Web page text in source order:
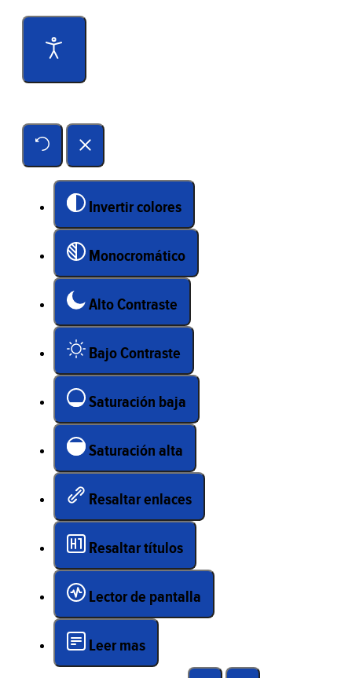
Invertir colores
Monocromático
Alto Contraste
Bajo Contraste
Saturación baja
Saturación alta
Resaltar enlaces
Resaltar títulos
Lector de pantalla
Leer mas